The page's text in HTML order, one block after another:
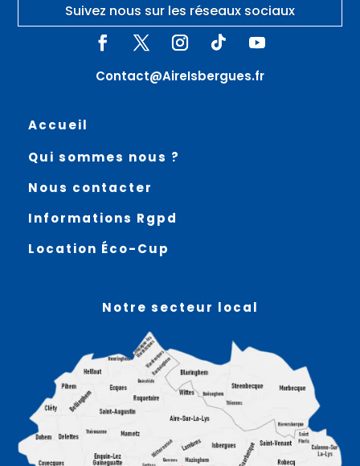
Suivez nous sur les réseaux sociaux
Contact@AireIsbergues.fr
Accueil
Qui sommes nous ?
Nous contacter
Informations Rgpd
Location Éco-Cup
Notre secteur local